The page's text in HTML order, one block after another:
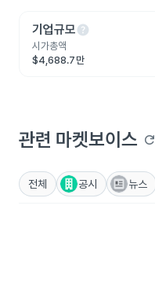
기업규모help
시가총액
$4,688.7만
관련 마켓보이스 refresh
전체 공시 뉴스